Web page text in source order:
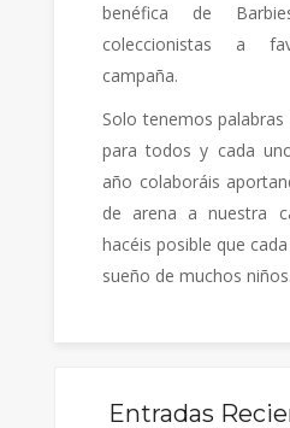
benéfica de
coleccionistas a
campaña.
Solo tenemos
para todos y cada
año colaboráis
de arena a nuestra
hacéis posible que
sueño de muchos niños.
Entradas